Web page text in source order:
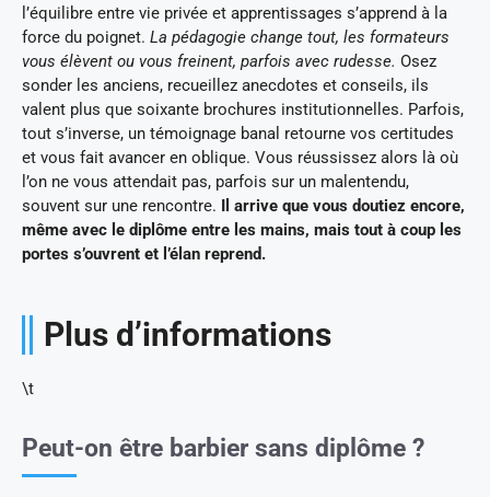
l’équilibre entre vie privée et apprentissages s’apprend à la
force du poignet. La pédagogie change tout, les formateurs
vous élèvent ou vous freinent, parfois avec rudesse. Osez
sonder les anciens, recueillez anecdotes et conseils, ils
valent plus que soixante brochures institutionnelles. Parfois,
tout s’inverse, un témoignage banal retourne vos certitudes
et vous fait avancer en oblique. Vous réussissez alors là où
l’on ne vous attendait pas, parfois sur un malentendu,
souvent sur une rencontre. Il arrive que vous doutiez encore,
même avec le diplôme entre les mains, mais tout à coup les
portes s’ouvrent et l’élan reprend.
Plus d’informations
\t
Peut-on être barbier sans diplôme ?